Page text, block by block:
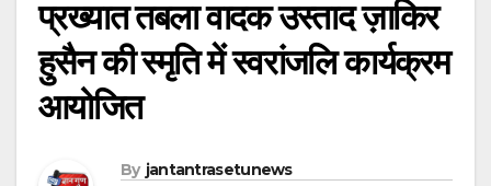
प्रख्यात तबला वादक उस्ताद ज़ाकिर
हुसैन की स्मृति में स्वरांजलि कार्यक्रम
आयोजित
By jantantrasetunews